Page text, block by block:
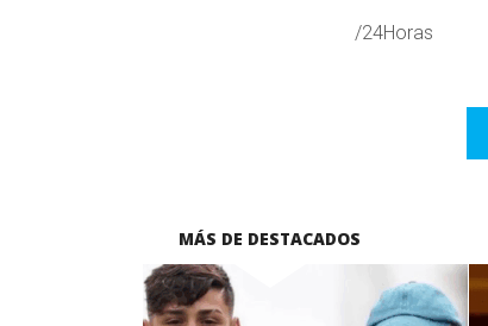
/24Horas
MÁS DE DESTACADOS